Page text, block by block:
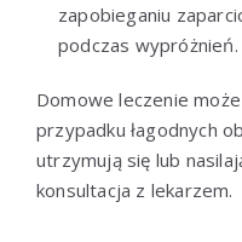
zapobieganiu
podczas wypróżnień.
Domowe leczenie
przypadku łagodnych
utrzymują się lub
konsultacja z lekarzem.